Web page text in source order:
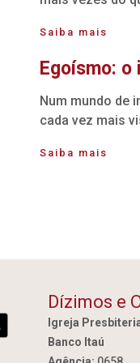
Saiba mais
Egoísmo:
Num mundo de
cada vez mais
Saiba mais
Dízimos e
Igreja
Banco Itaú